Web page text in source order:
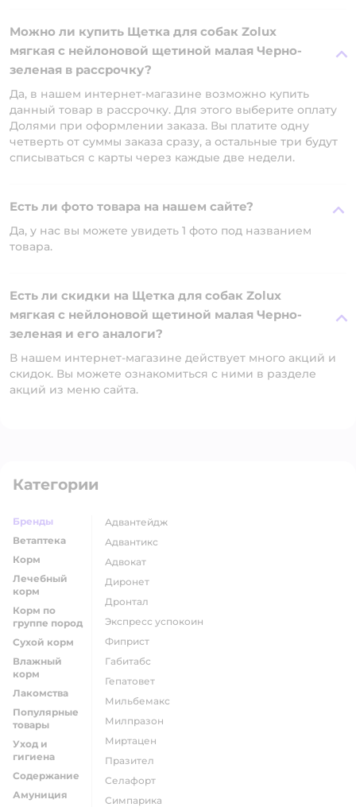
Можно ли купить Щетка для собак Zolux
мягкая с нейлоновой щетиной малая Черно-
зеленая в рассрочку?
Да, в нашем интернет-магазине возможно купить
данный товар в рассрочку. Для этого выберите оплату
Долями при оформлении заказа. Вы платите одну
четверть от суммы заказа сразу, а остальные три будут
списываться с карты через каждые две недели.
Есть ли фото товара на нашем сайте?
Да, у нас вы можете увидеть 1 фото под названием
товара.
Есть ли скидки на Щетка для собак Zolux
мягкая с нейлоновой щетиной малая Черно-
зеленая и его аналоги?
В нашем интернет-магазине действует много акций и
скидок. Вы можете ознакомиться с ними в разделе
акций из меню сайта.
Категории
Бренды
Ветаптека
Корм
Лечебный
корм
Корм по
группе пород
Сухой корм
Влажный
корм
Лакомства
Популярные
товары
Уход и
гигиена
Содержание
Амуниция
адвантейдж
адвантикс
адвокат
диронет
дронтал
экспресс успокоин
фиприст
габитабс
гепатовет
мильбемакс
милпразон
миртацен
празител
селафорт
симпарика